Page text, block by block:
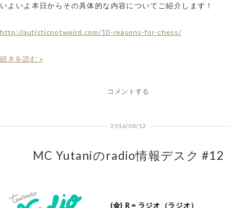
いよいよ本日からその具体的な内容についてご紹介します！
http://autisticnotweird.com/10-reasons-for-chess/
続きを読む »
コメントする
2016/08/12
MC Yutaniのradio情報デスク #12
(金) R = ラジオ（ラジオ）